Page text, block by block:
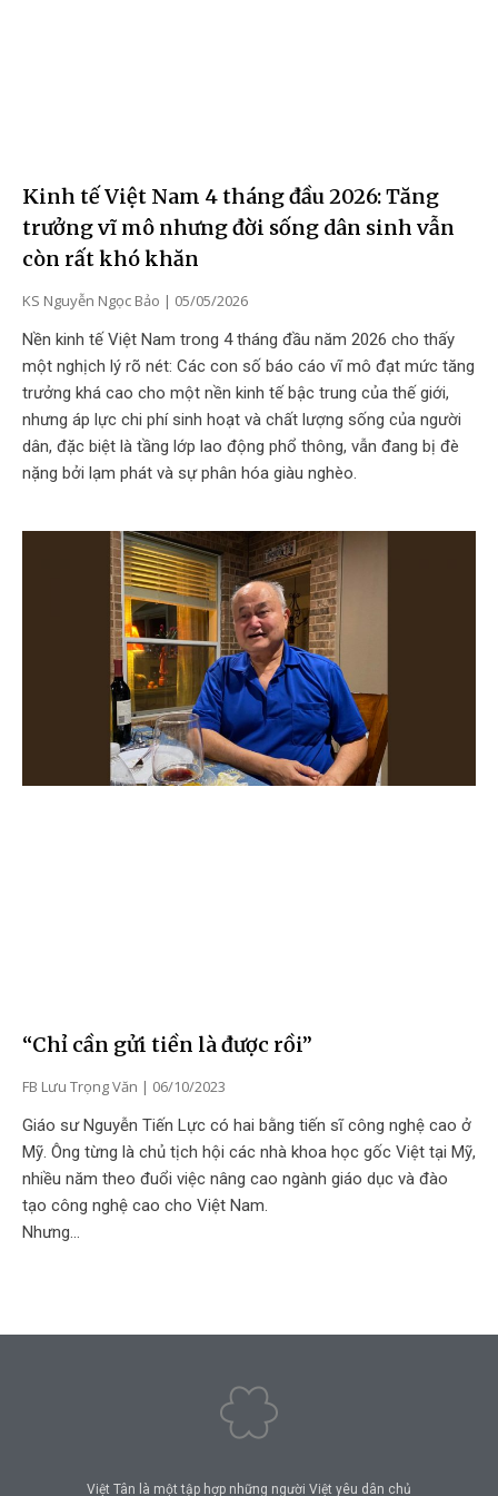
Kinh tế Việt Nam 4 tháng đầu 2026: Tăng
trưởng vĩ mô nhưng đời sống dân sinh vẫn
còn rất khó khăn
KS Nguyễn Ngọc Bảo
05/05/2026
Nền kinh tế Việt Nam trong 4 tháng đầu năm 2026 cho thấy
một nghịch lý rõ nét: Các con số báo cáo vĩ mô đạt mức tăng
trưởng khá cao cho một nền kinh tế bậc trung của thế giới,
nhưng áp lực chi phí sinh hoạt và chất lượng sống của người
dân, đặc biệt là tầng lớp lao động phổ thông, vẫn đang bị đè
nặng bởi lạm phát và sự phân hóa giàu nghèo.
“Chỉ cần gửi tiền là được rồi”
FB Lưu Trọng Văn
06/10/2023
Giáo sư Nguyễn Tiến Lực có hai bằng tiến sĩ công nghệ cao ở
Mỹ. Ông từng là chủ tịch hội các nhà khoa học gốc Việt tại Mỹ,
nhiều năm theo đuổi việc nâng cao ngành giáo dục và đào
tạo công nghệ cao cho Việt Nam.
Nhưng…
Việt Tân là một tập hợp những người Việt yêu dân chủ